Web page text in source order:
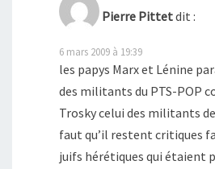
Pierre Pittetdit :
6 mars 2009 à 19:39
les papys Marx et Lénine
des militants du PTS-POP
Trosky celui des militants
faut qu’il restent critiques
juifs hérétiques qui étaient